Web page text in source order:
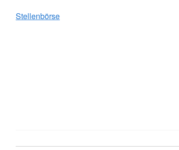
Stellenbörse